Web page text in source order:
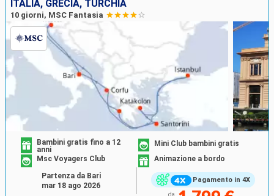
ITALIA, GRECIA, TURCHIA
10 giorni, MSC Fantasia
Pagamento in 4X
Bambini gratis fino a 12
anni
Mini Club bambini gratis
Msc Voyagers Club
Animazione a bordo
da
Partenza da Bari
mar 18 ago 2026